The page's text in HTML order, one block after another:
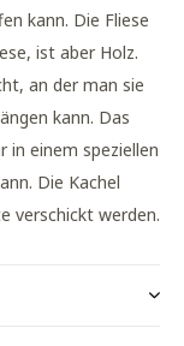
kann. Die Fliese
ist aber Holz.
an der man sie
kann. Das
in einem speziellen
Die Kachel
verschickt werden.